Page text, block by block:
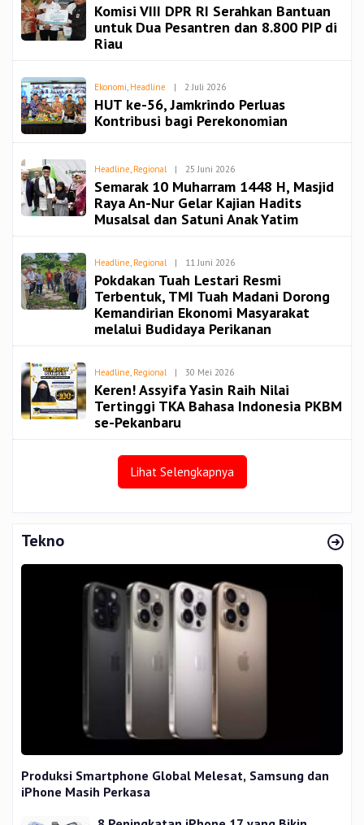
Spiritbangsa
Komisi VIII DPR RI Serahkan Bantuan
untuk Dua Pesantren dan 8.800 PIP di
Riau
Ekonomi Headline | 2 Juli 2026Oleh
Spiritbangsa
HUT ke-56, Jamkrindo Perluas
Kontribusi bagi Perekonomian
Headline Regional | 25 Juni 2026Oleh
Spiritbangsa
Semarak 10 Muharram 1448 H, Masjid
Raya An-Nur Gelar Kajian Hadits
Musalsal dan Satuni Anak Yatim
Headline Regional | 11 Juni 2026Oleh
Spiritbangsa
Pokdakan Tuah Lestari Resmi
Terbentuk, TMI Tuah Madani Dorong
Kemandirian Ekonomi Masyarakat
melalui Budidaya Perikanan
Headline Regional | 30 Mei 2026Oleh
Spiritbangsa
Keren! Assyifa Yasin Raih Nilai
Tertinggi TKA Bahasa Indonesia PKBM
se-Pekanbaru
Lihat Selengkapnya
Tekno
Produksi Smartphone Global Melesat, Samsung dan
iPhone Masih Perkasa